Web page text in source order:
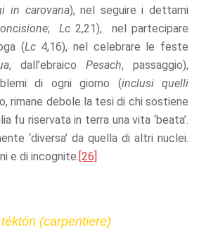
in carovana), nel seguire i dettami
;Lc2,21), nel partecipare
(Lc 4,16), nel celebrare le feste
, dall’ebraico Pesach, passaggio),
di ogni giorno (inclusi quelli
rimane debole la tesi di chi sostiene
fu riservata in terra una vita ‘beata’.
‘diversa’ da quella di altri nuclei.
e di incognite. [26]
(carpentiere)